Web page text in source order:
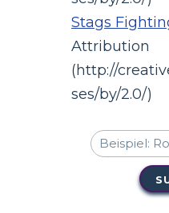
Stags
Attribution
(http://
ses/by/2.0/)